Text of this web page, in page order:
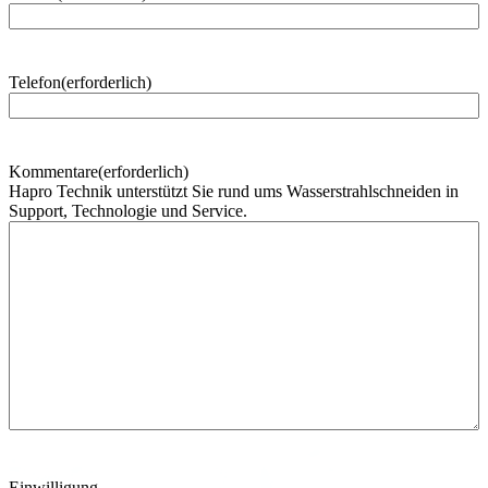
h
n
e
Telefon(erforderlich)
Kommentare(erforderlich)
Hapro Technik unterstützt Sie rund ums Wasserstrahlschneiden in
Support, Technologie und Service.